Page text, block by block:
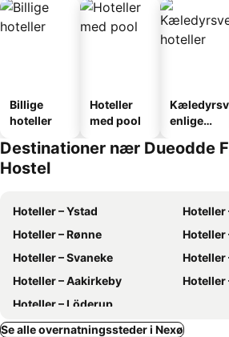
Billige
hoteller
Hoteller
med pool
Kæledyrsv
enlige
Destinationer nær Dueodde
Hostel
Hoteller – Ystad
Hoteller
Hoteller – Rønne
Hoteller
Hoteller – Svaneke
Hoteller
Hoteller – Aakirkeby
Hoteller
Hoteller – Löderup
Se alle overnatningssteder i Nexø